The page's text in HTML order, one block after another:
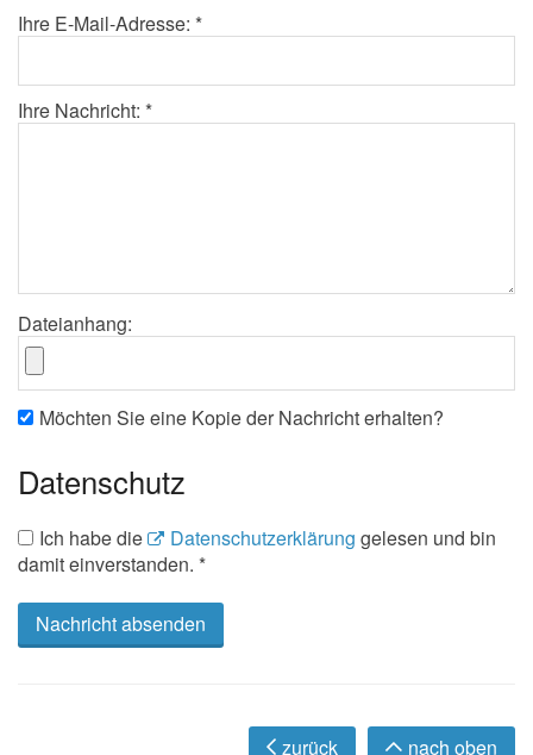
Ihre E-Mail-Adresse: *
Ihre Nachricht: *
Dateianhang:
Möchten Sie eine Kopie der Nachricht erhalten?
Datenschutz
Ich habe die Datenschutzerklärung gelesen und bin
damit einverstanden. *
nach oben
zurück